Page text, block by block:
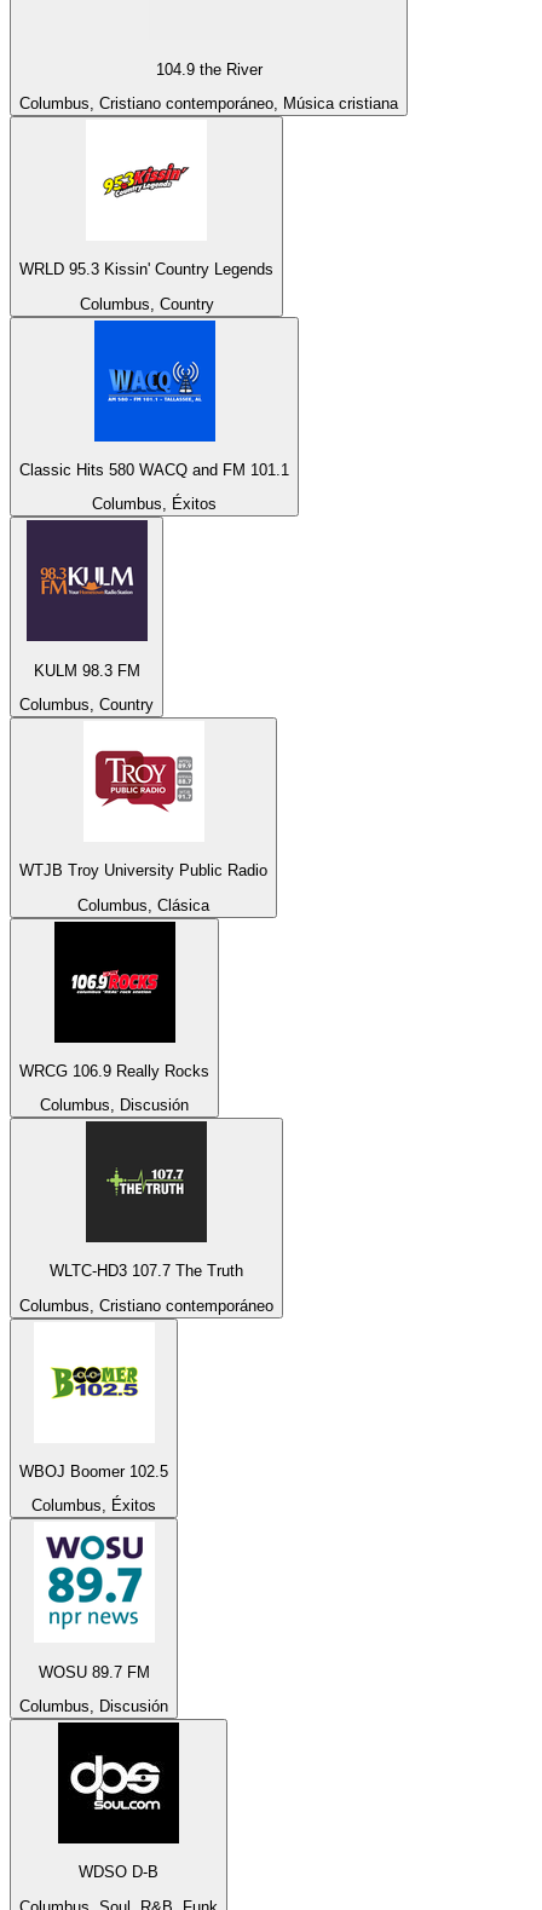
104.9 the River
Columbus, Cristiano contemporáneo, Música cristiana
WRLD 95.3 Kissin' Country Legends
Columbus, Country
Classic Hits 580 WACQ and FM 101.1
Columbus, Éxitos
KULM 98.3 FM
Columbus, Country
WTJB Troy University Public Radio
Columbus, Clásica
WRCG 106.9 Really Rocks
Columbus, Discusión
WLTC-HD3 107.7 The Truth
Columbus, Cristiano contemporáneo
WBOJ Boomer 102.5
Columbus, Éxitos
WOSU 89.7 FM
Columbus, Discusión
WDSO D-B